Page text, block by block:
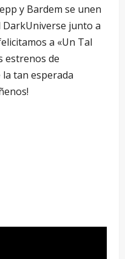
y Bardem se unen
DarkUniverse junto a
a «Un Tal
estrenos de
la tan esperada